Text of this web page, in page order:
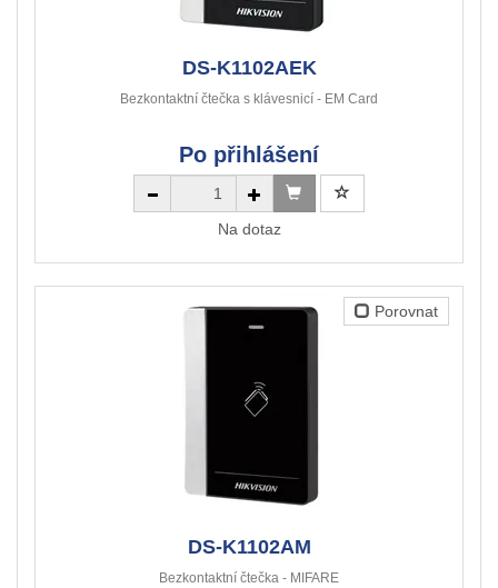
DS-K1102AEK
Bezkontaktní čtečka s klávesnicí - EM Card
Po přihlášení
Na dotaz
Porovnat
DS-K1102AM
Bezkontaktní čtečka - MIFARE